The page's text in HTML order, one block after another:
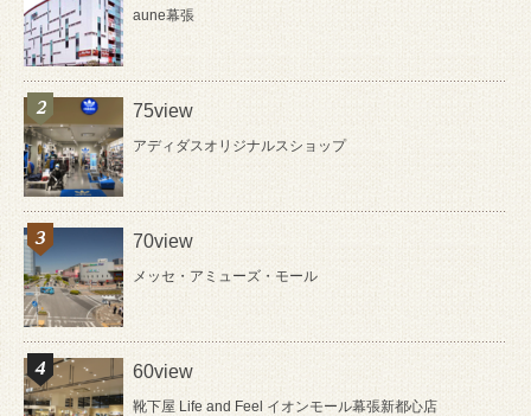
aune幕張
75view
アディダスオリジナルスショップ
70view
メッセ・アミューズ・モール
60view
靴下屋 Life and Feel イオンモール幕張新都心店